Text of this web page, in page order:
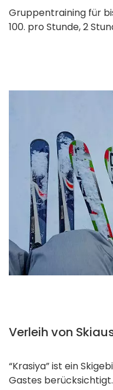
Gruppentraining für
100. pro Stunde, 2
Verleih von
“Krasiya” ist ein
Gastes